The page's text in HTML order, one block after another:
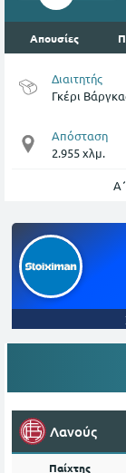
Απουσίες
Διαιτητής
Γκέρι
Απόσταση
2.955 χλμ.
Λανούς
Παίχτης